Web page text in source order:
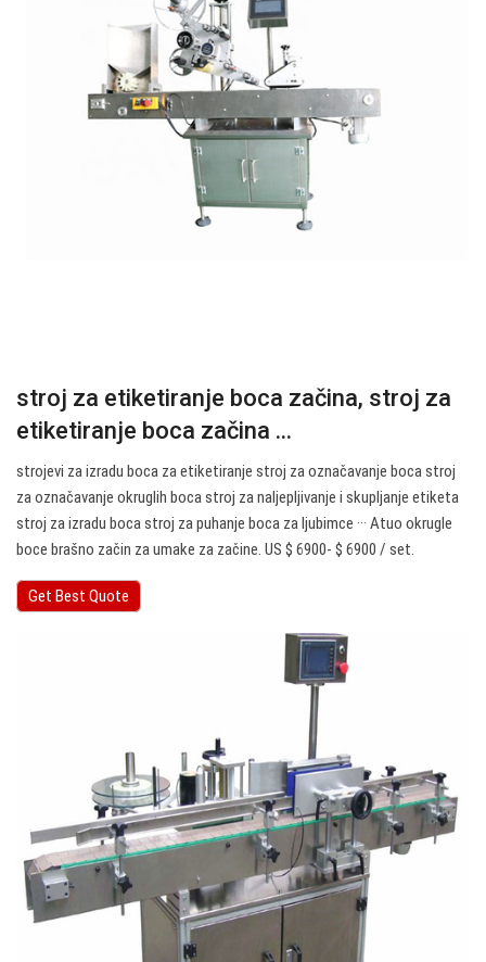
stroj za etiketiranje boca začina, stroj za
etiketiranje boca začina ...
strojevi za izradu boca za etiketiranje stroj za označavanje boca stroj
za označavanje okruglih boca stroj za naljepljivanje i skupljanje etiketa
stroj za izradu boca stroj za puhanje boca za ljubimce ··· Atuo okrugle
boce brašno začin za umake za začine. US $ 6900- $ 6900 / set.
Get Best Quote